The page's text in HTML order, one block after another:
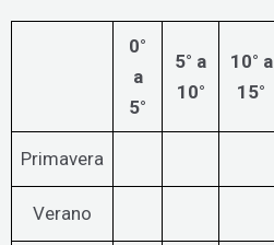
0°
a
5°
5° a
10°
10° a
15°
Primavera
Verano